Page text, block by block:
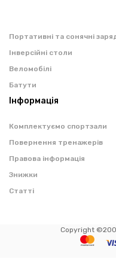
Портативні та сонячні
Інверсійні столи
Веломобілі
Батути
Інформація
Комплектуємо спортзали
Повернення тренажерів
Правова інформація
Знижки
Статті
Copyright